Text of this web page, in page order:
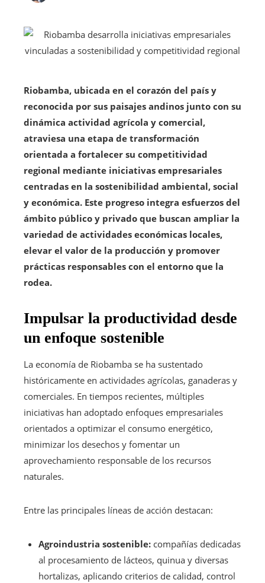
Riobamba, ubicada en el corazón del país y
reconocida por sus paisajes andinos junto con su
dinámica actividad agrícola y comercial,
atraviesa una etapa de transformación
orientada a fortalecer su competitividad
regional mediante iniciativas empresariales
centradas en la sostenibilidad ambiental, social
y económica. Este progreso integra esfuerzos del
ámbito público y privado que buscan ampliar la
variedad de actividades económicas locales,
elevar el valor de la producción y promover
prácticas responsables con el entorno que la
rodea.
Impulsar la productividad desde
un enfoque sostenible
La economía de Riobamba se ha sustentado
históricamente en actividades agrícolas, ganaderas y
comerciales. En tiempos recientes, múltiples
iniciativas han adoptado enfoques empresariales
orientados a optimizar el consumo energético,
minimizar los desechos y fomentar un
aprovechamiento responsable de los recursos
naturales.
Entre las principales líneas de acción destacan:
Agroindustria sostenible: compañías dedicadas
al procesamiento de lácteos, quinua y diversas
hortalizas, aplicando criterios de calidad, control